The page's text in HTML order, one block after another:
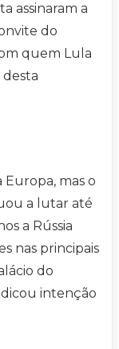
assinaram a
do
quem Lula
Europa, mas o
a lutar até
a Rússia
nas principais
do
intenção